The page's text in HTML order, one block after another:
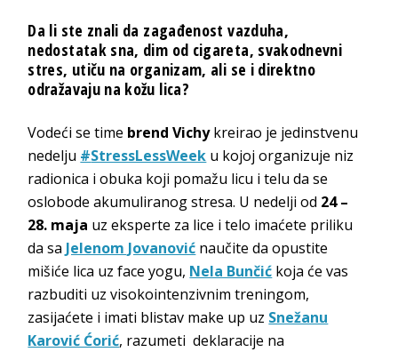
Da li ste znali da zagađenost vazduha,
nedostatak sna, dim od cigareta, svakodnevni
stres, utiču na organizam, ali se i direktno
odražavaju na kožu lica?
Vodeći se time brend Vichykreirao je jedinstvenu
nedelju #StressLessWeek u kojoj organizuje niz
radionica i obuka koji pomažu licu i telu da se
oslobode akumuliranog stresa. U nedelji od 24 –
28. maja uz eksperte za lice i telo imaćete priliku
da sa Jelenom Jovanović naučite da opustite
mišiće lica uz face yogu, Nela Bunčić koja će vas
razbuditi uz visokointenzivnim treningom,
zasijaćete i imati blistav make up uz Snežanu
Karović Ćorić, razumeti deklaracije na